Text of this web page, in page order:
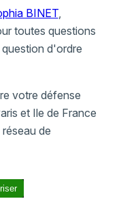
BINET,
toutes questions
d'ordre
votre défense
et Ile de France
de